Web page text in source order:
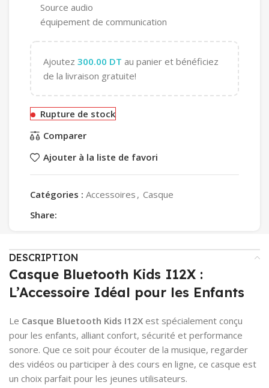
Source audio
équipement de communication
Ajoutez 300.00 DT au panier et bénéficiez
de la livraison gratuite!
Rupture de stock
Comparer
Ajouter à la liste de favori
Catégories : Accessoires , Casque
Share:
DESCRIPTION
Casque Bluetooth Kids I12X :
L’Accessoire Idéal pour les Enfants
Le Casque Bluetooth Kids I12X est spécialement conçu
pour les enfants, alliant confort, sécurité et performance
sonore. Que ce soit pour écouter de la musique, regarder
des vidéos ou participer à des cours en ligne, ce casque est
un choix parfait pour les jeunes utilisateurs.